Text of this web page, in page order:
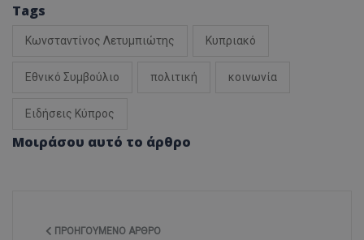
Tags
Κωνσταντίνος Λετυμπιώτης Κυπριακό
Εθνικό Συμβούλιο πολιτική κοινωνία
Ειδήσεις Κύπρος
Μοιράσου αυτό το άρθρο
ΠΡΟΗΓΟΎΜΕΝΟ ΆΡΘΡΟ